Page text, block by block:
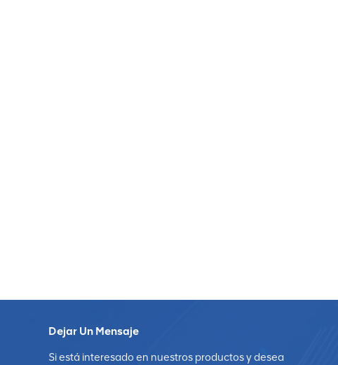
Dejar Un Mensaje
Si está interesado en nuestros productos y desea